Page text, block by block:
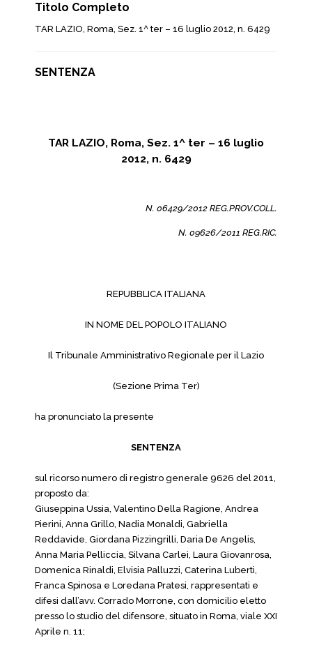
Titolo Completo
TAR LAZIO, Roma, Sez. 1^ ter – 16 luglio 2012, n. 6429
SENTENZA
TAR LAZIO, Roma, Sez. 1^ ter – 16 luglio
2012, n. 6429
N. 06429/2012 REG.PROV.COLL.
N. 09626/2011 REG.RIC.
REPUBBLICA ITALIANA
IN NOME DEL POPOLO ITALIANO
Il Tribunale Amministrativo Regionale per il Lazio
(Sezione Prima Ter)
ha pronunciato la presente
SENTENZA
sul ricorso numero di registro generale 9626 del 2011,
proposto da:
Giuseppina Ussia, Valentino Della Ragione, Andrea
Pierini, Anna Grillo, Nadia Monaldi, Gabriella
Reddavide, Giordana Pizzingrilli, Daria De Angelis,
Anna Maria Pelliccia, Silvana Carlei, Laura Giovanrosa,
Domenica Rinaldi, Elvisia Palluzzi, Caterina Luberti,
Franca Spinosa e Loredana Pratesi, rappresentati e
difesi dall’avv. Corrado Morrone, con domicilio eletto
presso lo studio del difensore, situato in Roma, viale XXI
Aprile n. 11;